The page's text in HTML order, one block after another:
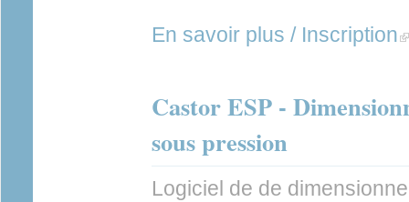
En savoir plus / Inscription
Castor ESP -
sous pression
Logiciel de de